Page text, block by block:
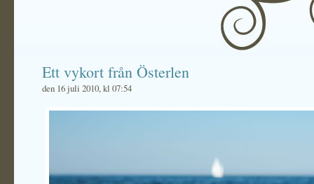
Ett vykort från Österlen
den 16 juli 2010, kl 07:54